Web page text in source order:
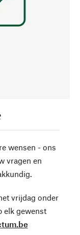
wensen - ons
vragen en
vrijdag onder
elk gewenst